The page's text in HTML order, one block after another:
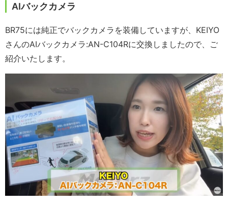
AIバックカメラ
BR75には純正でバックカメラを装備していますが、KEIYO
さんのAIバックカメラ:AN-C104Rに交換しましたので、ご
紹介いたします。